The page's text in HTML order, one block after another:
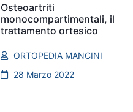
Osteoartriti
monocompartimentali, il
trattamento ortesico
ORTOPEDIA MANCINI
28 Marzo 2022